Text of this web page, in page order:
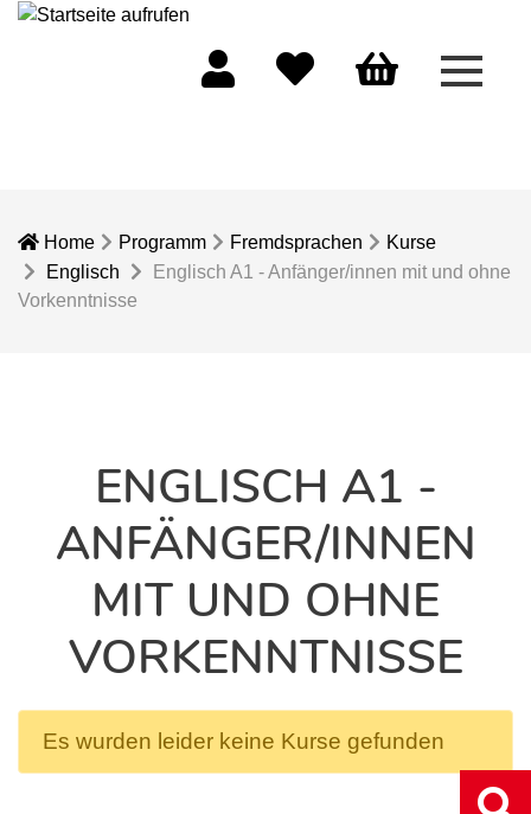
Menü
Home Programm Fremdsprachen
Kurse
Englisch
Englisch A1 - Anfänger/innen mit und ohne
Vorkenntnisse
ENGLISCH A1 -
ANFÄNGER/INNEN
MIT UND OHNE
VORKENNTNISSE
Es wurden leider keine Kurse gefunden